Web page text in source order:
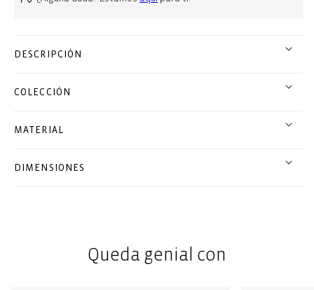
DESCRIPCIÓN
COLECCIÓN
MATERIAL
DIMENSIONES
Queda genial con